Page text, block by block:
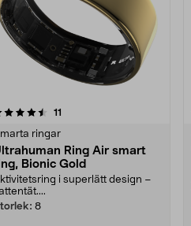
11
ringar
Ring Air smart
Bionic Gold
i superlätt design –
8
4.5 av 5 stjärnor